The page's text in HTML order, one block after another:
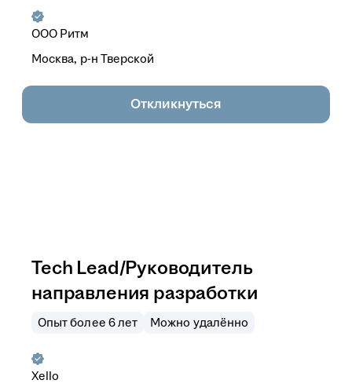
ООО Ритм
Москва, р-н Тверской
Откликнуться
Tech Lead/Руководитель
направления разработки
Опыт более 6 лет Можно удалённо
Xello